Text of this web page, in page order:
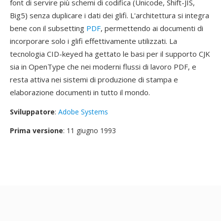
font di servire più schemi di codifica (Unicode, Shift-JIS,
Big5) senza duplicare i dati dei glifi. L'architettura si integra
bene con il subsetting PDF, permettendo ai documenti di
incorporare solo i glifi effettivamente utilizzati. La
tecnologia CID-keyed ha gettato le basi per il supporto CJK
sia in OpenType che nei moderni flussi di lavoro PDF, e
resta attiva nei sistemi di produzione di stampa e
elaborazione documenti in tutto il mondo.
Sviluppatore: Adobe Systems
Prima versione: 11 giugno 1993